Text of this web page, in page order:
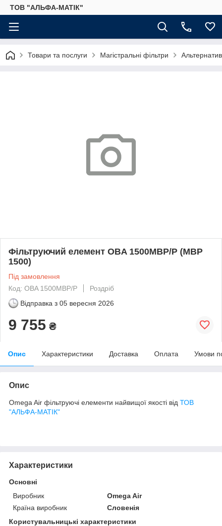
ТОВ "АЛЬФА-МАТІК"
Товари та послуги Магістральні фільтри
Фільтруючий елемент OBA 1500MBP/P (MBP
1500)
Під замовлення
Код: OBA 1500MBP/P
Роздріб
Відправка з 05 вересня 2026
9 755 ₴
Опис Характеристики Доставка Оплата Умови
Опис
Omega Air фільтруючі елементи найвищої якості від ТОВ
"АЛЬФА-МАТІК"
Характеристики
Основні
Виробник
Omega Air
Країна виробник
Словенія
Користувальницькі характеристики